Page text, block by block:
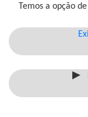
Temos a opção